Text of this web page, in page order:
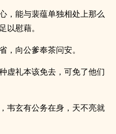
，能与裴蕴单独相处上那么
以慰藉。
，向公爹奉茶问安。
虚礼本该免去，可免了他们
韦玄有公务在身，天不亮就